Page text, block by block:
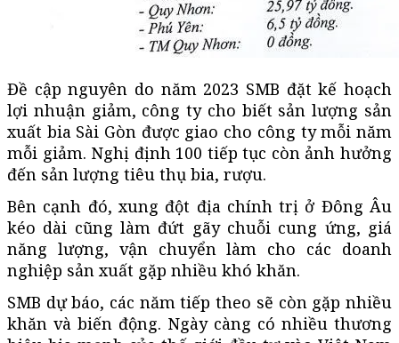
Đề cập nguyên do năm 2023 SMB đặt kế hoạch
lợi nhuận giảm, công ty cho biết sản lượng sản
xuất bia Sài Gòn được giao cho công ty mỗi năm
mỗi giảm. Nghị định 100 tiếp tục còn ảnh hưởng
đến sản lượng tiêu thụ bia, rượu.
Bên cạnh đó, xung đột địa chính trị ở Đông Âu
kéo dài cũng làm đứt gãy chuỗi cung ứng, giá
năng lượng, vận chuyển làm cho các doanh
nghiệp sản xuất gặp nhiều khó khăn.
SMB dự báo, các năm tiếp theo sẽ còn gặp nhiều
khăn và biến động. Ngày càng có nhiều thương